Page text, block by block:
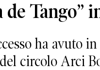
de Tango”
ha avuto
circolo Arci